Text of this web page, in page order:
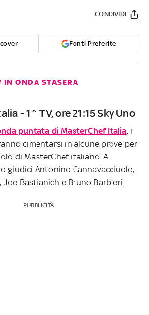
Fonti Preferite
CONDIVIDI
IN ONDA STASERA
- 1^ TV, ore 21:15 Sky Uno
puntata di MasterChef Italia, i
cimentarsi in alcune prove per
di MasterChef italiano. A
giudici Antonino Cannavacciuolo,
Joe Bastianich e Bruno Barbieri.
PUBBLICITÀ